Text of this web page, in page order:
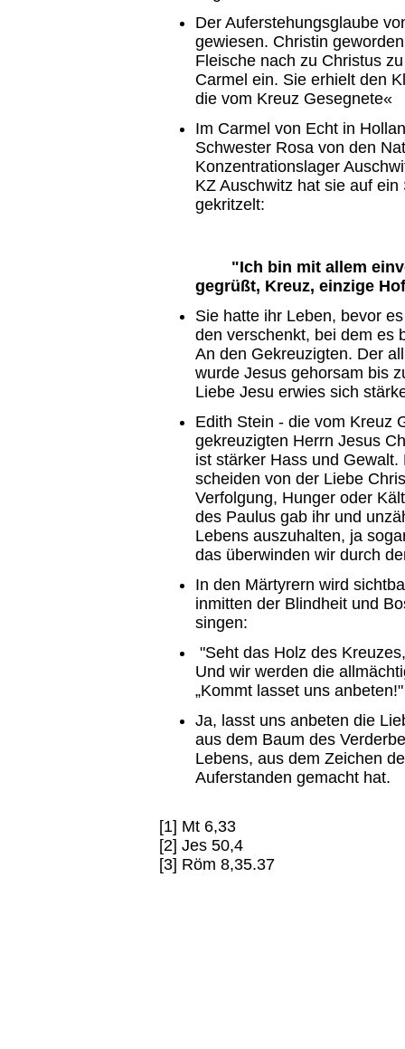
Der Auferstehungsglaube
gewiesen. Christin
Fleische nach zu Christus
Carmel ein. Sie erhielt den
die vom Kreuz Gesegnete«
Im Carmel von Echt in
Schwester Rosa von den
Konzentrationslager
KZ Auschwitz hat sie auf
gekritzelt:
"Ich bin mit allem
gegrüßt, Kreuz, einzige
Sie hatte ihr Leben, bevor
den verschenkt, bei dem
An den Gekreuzigten. Der
wurde Jesus gehorsam bis
Liebe Jesu erwies sich
Edith Stein - die vom Kreuz
gekreuzigten Herrn Jesus
ist stärker Hass und
scheiden von der Liebe
Verfolgung, Hunger oder
des Paulus gab ihr und
Lebens auszuhalten, ja
das überwinden wir durch
In den Märtyrern wird
inmitten der Blindheit und
singen:
"Seht das Holz des
Und wir werden die
„Kommt lasset uns anbeten!"
Ja, lasst uns anbeten die
aus dem Baum des
Lebens, aus dem Zeichen
Auferstanden gemacht hat.
[1] Mt 6,33
[2] Jes 50,4
[3] Röm 8,35.37